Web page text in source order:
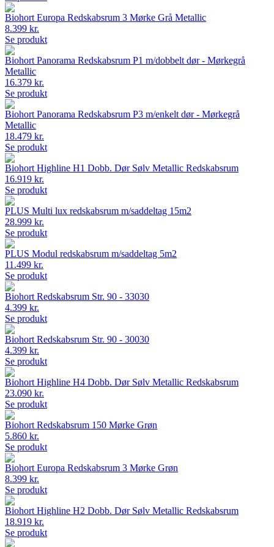
Biohort Europa Redskabsrum 3 Mørke Grå Metallic
8.399 kr.
Se produkt
Biohort Panorama Redskabsrum P1 m/dobbelt dør - Mørkegrå
Metallic
16.379 kr.
Se produkt
Biohort Panorama Redskabsrum P3 m/enkelt dør - Mørkegrå
Metallic
18.479 kr.
Se produkt
Biohort Highline H1 Dobb. Dør Sølv Metallic Redskabsrum
16.919 kr.
Se produkt
PLUS Multi lux redskabsrum m/saddeltag 15m2
28.999 kr.
Se produkt
PLUS Modul redskabsrum m/saddeltag 5m2
11.499 kr.
Se produkt
Biohort Redskabsrum Str. 90 - 33030
4.399 kr.
Se produkt
Biohort Redskabsrum Str. 90 - 30030
4.399 kr.
Se produkt
Biohort Highline H4 Dobb. Dør Sølv Metallic Redskabsrum
23.090 kr.
Se produkt
Biohort Redskabsrum 150 Mørke Grøn
5.860 kr.
Se produkt
Biohort Europa Redskabsrum 3 Mørke Grøn
8.399 kr.
Se produkt
Biohort Highline H2 Dobb. Dør Sølv Metallic Redskabsrum
18.919 kr.
Se produkt